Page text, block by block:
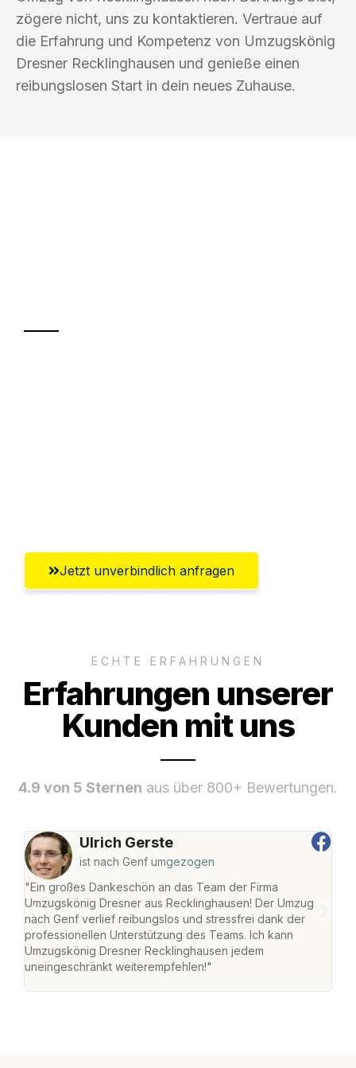
zögere nicht, uns zu kontaktieren. Vertraue auf
die Erfahrung und Kompetenz von Umzugskönig
Dresner Recklinghausen und genieße einen
reibungslosen Start in dein neues Zuhause.
Jetzt unverbindlich anfragen
ECHTE ERFAHRUNGEN
Erfahrungen unserer
Kunden mit uns
4.9 von 5 Sternen aus über 800+ Bewertungen.
Ulrich Gerste
ist nach Genf umgezogen
"Ein großes Dankeschön an das Team der Firma
Umzugskönig Dresner aus Recklinghausen! Der Umzug
nach Genf verlief reibungslos und stressfrei dank der
professionellen Unterstützung des Teams. Ich kann
Umzugskönig Dresner Recklinghausen jedem
uneingeschränkt weiterempfehlen!"